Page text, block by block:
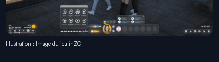
Illustration : Image du jeu inZOI